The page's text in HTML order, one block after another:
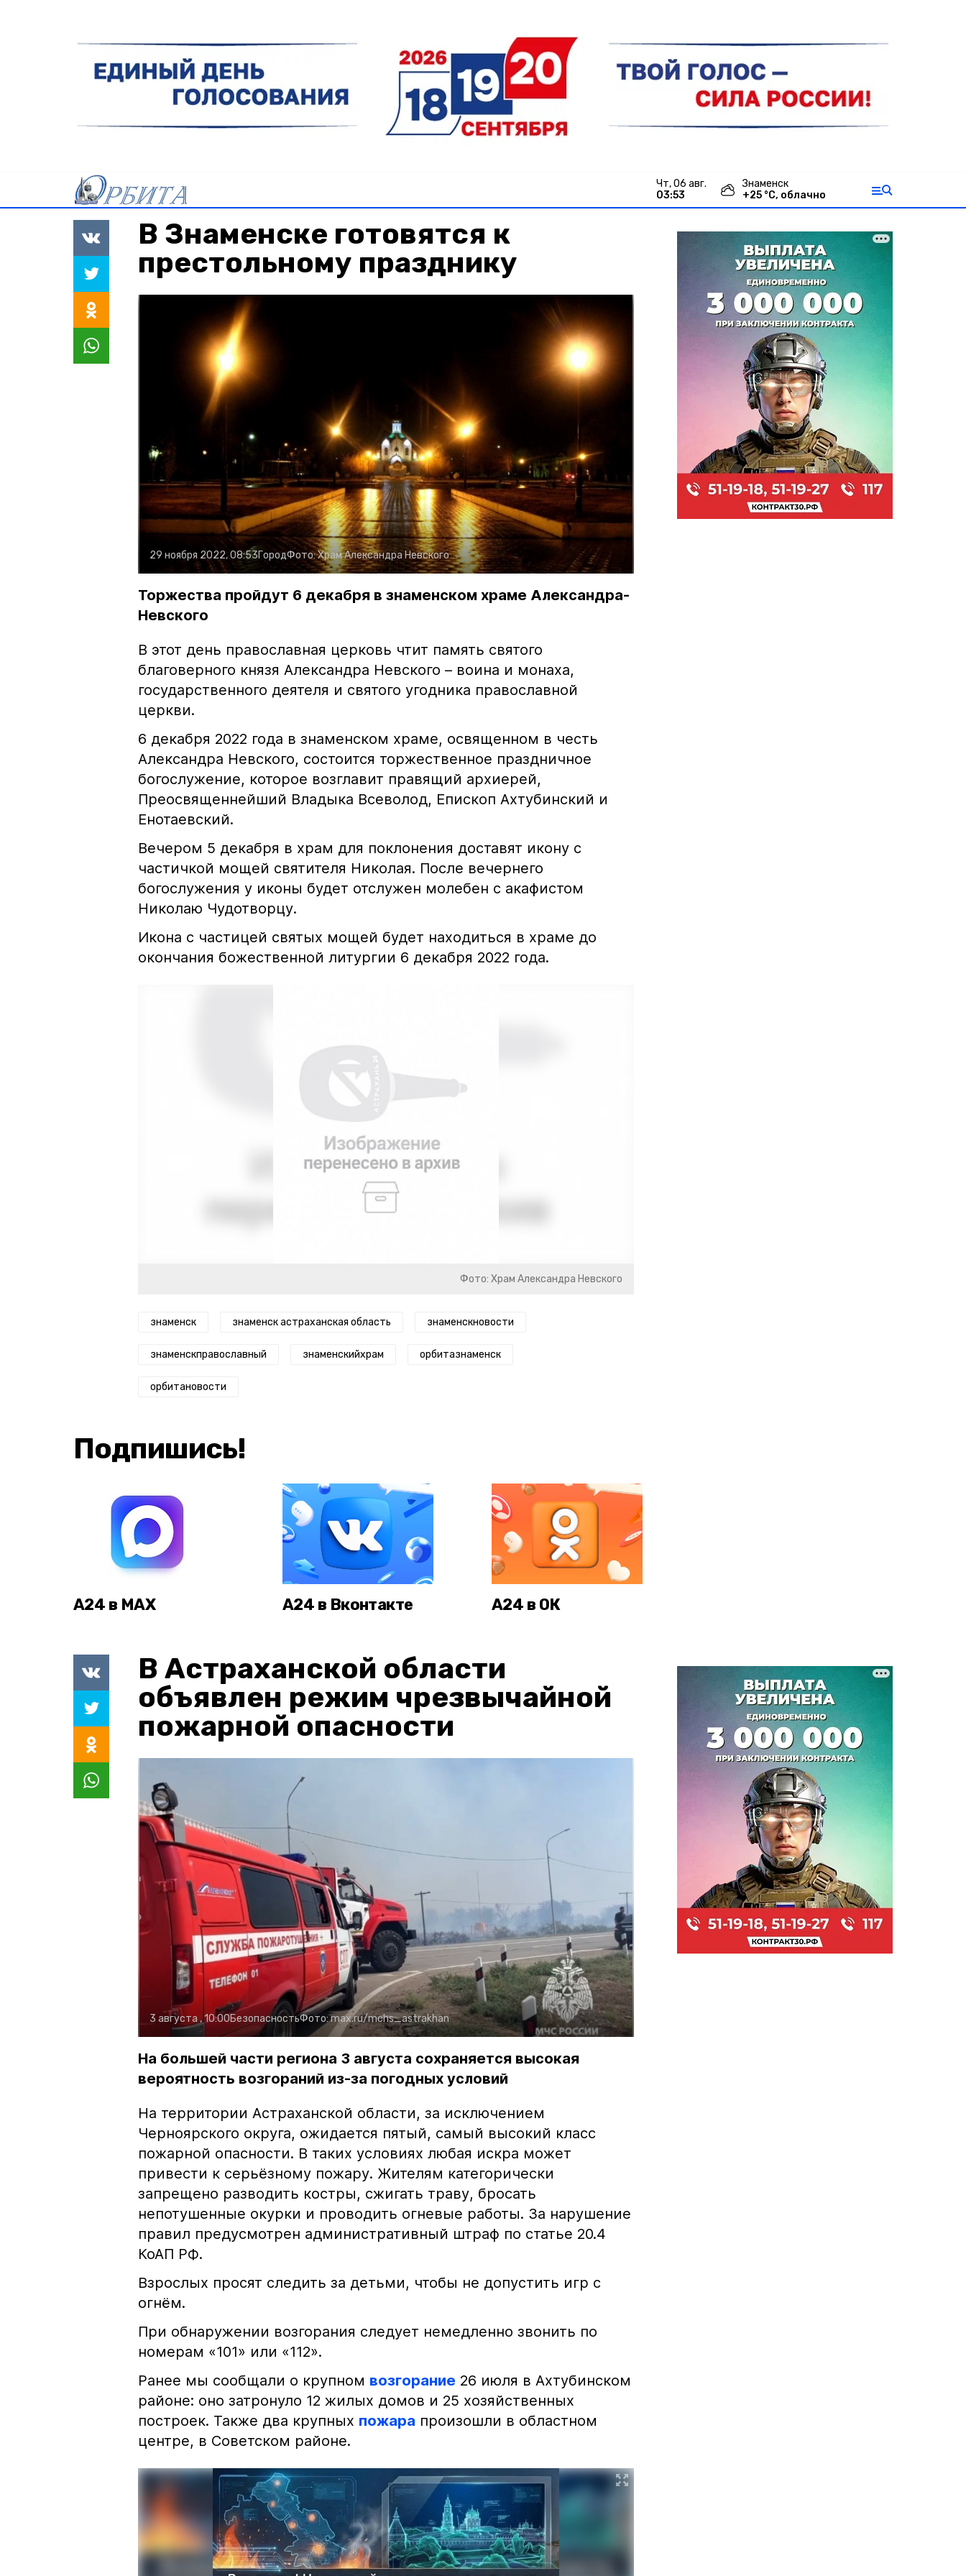
чт, 06 авг.
03:53
Знаменск
+25 °С, облачно
В Знаменске готовятся к
престольному празднику
29 ноября 2022, 08:53ГородФото:Храм Александра Невского
Торжества пройдут 6 декабря в знаменском храме Александра-
Невского
В этот день православная церковь чтит память святого
благоверного князя Александра Невского – воина и монаха,
государственного деятеля и святого угодника православной
церкви.
6 декабря 2022 года в знаменском храме, освященном в честь
Александра Невского, состоится торжественное праздничное
богослужение, которое возглавит правящий архиерей,
Преосвященнейший Владыка Всеволод, Епископ Ахтубинский и
Енотаевский.
Вечером 5 декабря в храм для поклонения доставят икону с
частичкой мощей святителя Николая. После вечернего
богослужения у иконы будет отслужен молебен с акафистом
Николаю Чудотворцу.
Икона с частицей святых мощей будет находиться в храме до
окончания божественной литургии 6 декабря 2022 года.
Фото: Храм Александра Невского
знаменск знаменск астраханская область знаменскновости
знаменскправославный знаменскийхрам орбитазнаменск
орбитановости
Подпишись!
А24 в MAX А24 в Вконтакте А24 в ОК
В Астраханской области
объявлен режим чрезвычайной
пожарной опасности
3 августа , 10:00БезопасностьФото:max.ru/mchs_astrakhan
На большей части региона 3 августа сохраняется высокая
вероятность возгораний из-за погодных условий
На территории Астраханской области, за исключением
Черноярского округа, ожидается пятый, самый высокий класс
пожарной опасности. В таких условиях любая искра может
привести к серьёзному пожару. Жителям категорически
запрещено разводить костры, сжигать траву, бросать
непотушенные окурки и проводить огневые работы. За нарушение
правил предусмотрен административный штраф по статье 20.4
КоАП РФ.
Взрослых просят следить за детьми, чтобы не допустить игр с
огнём.
При обнаружении возгорания следует немедленно звонить по
номерам «101» или «112».
Ранее мы сообщали о крупном возгорание 26 июля в Ахтубинском
районе: оно затронуло 12 жилых домов и 25 хозяйственных
построек. Также два крупных пожара произошли в областном
центре, в Советском районе.